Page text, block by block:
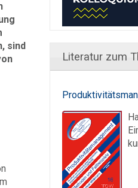
sind
Literatur zum